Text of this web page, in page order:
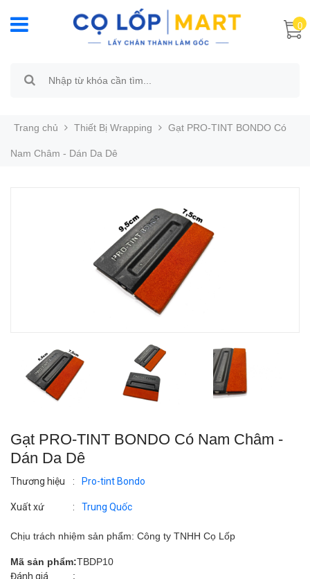
0
Trang chủ Thiết Bị Wrapping Gạt PRO-TINT BONDO Có
Nam Châm - Dán Da Dê
Gạt PRO-TINT BONDO Có Nam Châm -
Dán Da Dê
Thương hiệu : Pro-tint Bondo
Xuất xứ : Trung Quốc
Chịu trách nhiệm sản phẩm: Công ty TNHH Cọ Lốp
Mã sản phẩm:TBDP10
Đánh giá
: